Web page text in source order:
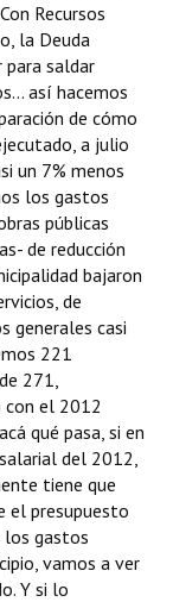
Recursos
la Deuda
para saldar
así hacemos
de cómo
a julio
un 7% menos
los gastos
públicas
de reducción
bajaron
de
generales casi
221
271,
el 2012
qué pasa, si en
del 2012,
tiene que
el presupuesto
los gastos
vamos a ver
Y si lo